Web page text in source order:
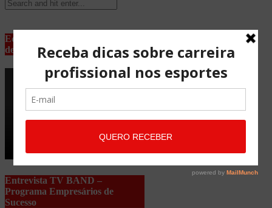
Equipe Advocacia Maria Pessoa
de Lima
Entrevista TV BAND –
Programa Empresários de
Sucesso